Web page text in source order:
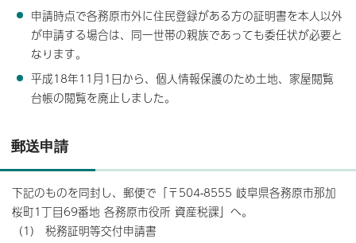
申請時点で各務原市外に住民登録がある方の証明書を本人以外
が申請する場合は、同一世帯の親族であっても委任状が必要と
なります。
平成18年11月1日から、個人情報保護のため土地、家屋閲覧
台帳の閲覧を廃止しました。
郵送申請
下記のものを同封し、郵便で「〒504-8555 岐阜県各務原市那加
桜町1丁目69番地 各務原市役所 資産税課」へ。
（1） 税務証明等交付申請書